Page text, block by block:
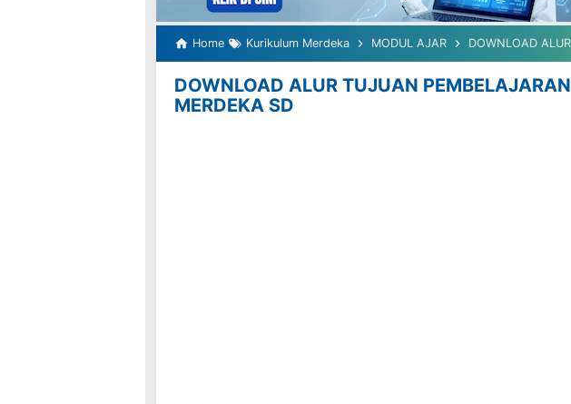
Home Kurikulum Merdeka MODUL AJAR DOWNLOAD ALUR
DOWNLOAD ALUR TUJUAN
MERDEKA SD